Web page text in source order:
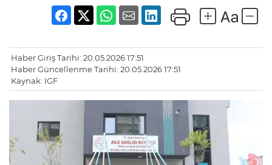
Haber Giriş Tarihi: 20.05.2026 17:51
Haber Güncellenme Tarihi: 20.05.2026 17:51
Kaynak: IGF